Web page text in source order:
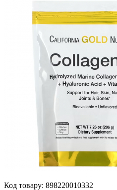
Код товару: 898220010332